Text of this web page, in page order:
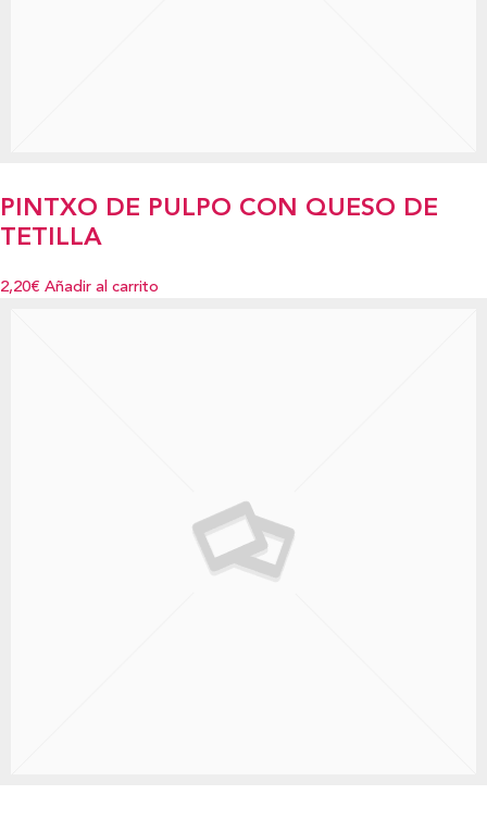
PINTXO DE PULPO CON QUESO DE
TETILLA
2,20€ Añadir al carrito